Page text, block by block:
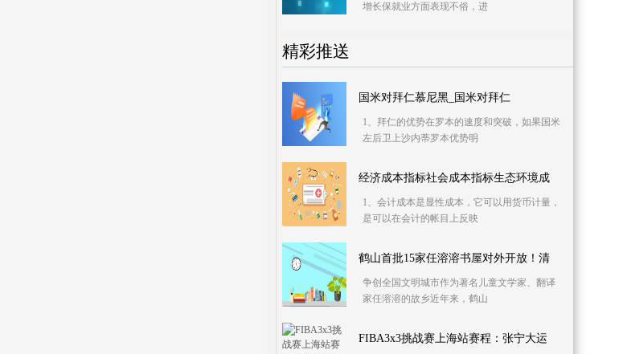
增长保就业方面表现不俗，进
精彩推送
国米对拜仁慕尼黑_国米对拜仁
1、拜仁的优势在罗本的速度和突破，如果国米
左后卫上沙内蒂罗本优势明
经济成本指标社会成本指标生态环境成
1、会计成本是显性成本，它可以用货币计量，
是可以在会计的帐目上反映
鹤山首批15家任溶溶书屋对外开放！清
争创全国文明城市作为著名儿童文学家、翻译
家任溶溶的故乡近年来，鹤山
FIBA3x3挑战赛上海站赛程：张宁大运